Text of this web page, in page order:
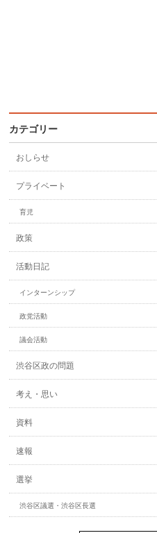
カテゴリー
おしらせ
プライベート
育児
政策
活動日記
インターンシップ
政党活動
議会活動
渋谷区政の問題
考え・思い
資料
速報
選挙
渋谷区議選・渋谷区長選